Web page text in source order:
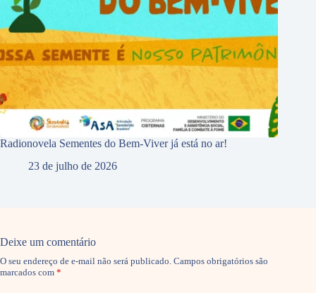
Radionovela Sementes do Bem-Viver já está no ar!
23 de julho de 2026
Deixe um comentário
O seu endereço de e-mail não será publicado. Campos obrigatórios são
marcados com *